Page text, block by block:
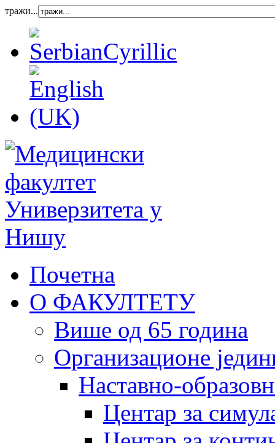
тражи...
Почетна
О ФАКУЛТЕТУ
Више од 65 година
Организационе
Наставно-
Центар за